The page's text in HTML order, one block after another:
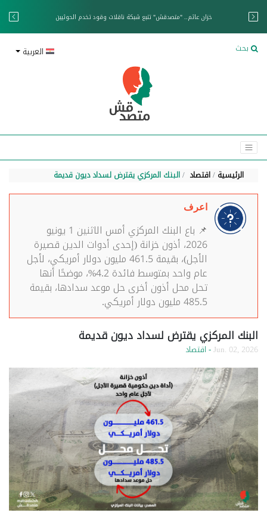
خزان عائم.. "متصدقش" تتبع شبكة ناقلات وقود تخدم الحوثيين
بحث العربية
الرئيسية اقتصاد البنك المركزي يقترض لسداد ديون قديمة
اعرف
📌 باع البنك المركزي أمس الاثنين 1 يونيو
2026، أذون خزانة (إحدى أدوات الدين قصيرة
الأجل)، بقيمة 461.5 مليون دولار أمريكي، لأجل
عام واحد بمتوسط فائدة 4.2%، موضحًا أنها
تحل محل أذون أخرى حل موعد سدادها، بقيمة
485.5 مليون دولار أمريكي.
البنك المركزي يقترض لسداد ديون قديمة
Jun. 02, 2026- اقتصاد